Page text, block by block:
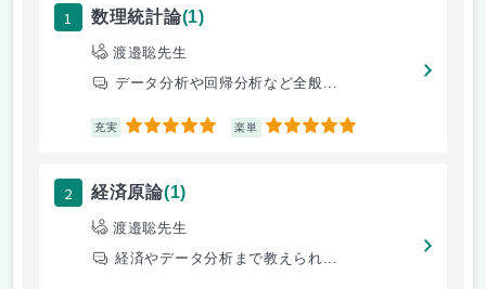
1 数理統計論(1)
渡邉聡先生
データ分析や回帰分析など全般...
充実 5 楽単 5
2 経済原論(1)
渡邉聡先生
経済やデータ分析まで教えられ...